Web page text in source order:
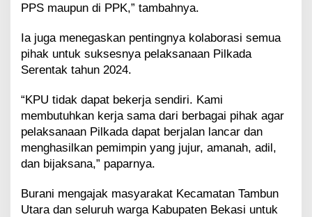
PPS maupun di PPK,” tambahnya.
Ia juga menegaskan pentingnya kolaborasi semua
pihak untuk suksesnya pelaksanaan Pilkada
Serentak tahun 2024.
“KPU tidak dapat bekerja sendiri. Kami
membutuhkan kerja sama dari berbagai pihak agar
pelaksanaan Pilkada dapat berjalan lancar dan
menghasilkan pemimpin yang jujur, amanah, adil,
dan bijaksana,” paparnya.
Burani mengajak masyarakat Kecamatan Tambun
Utara dan seluruh warga Kabupaten Bekasi untuk